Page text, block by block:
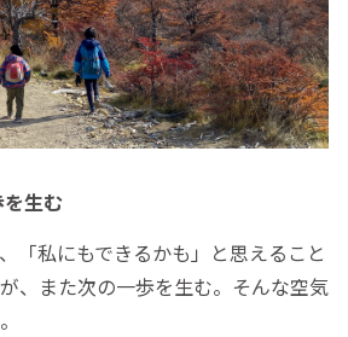
生む
「私にもできるかも」と思えること
、また次の一歩を生む。そんな空気